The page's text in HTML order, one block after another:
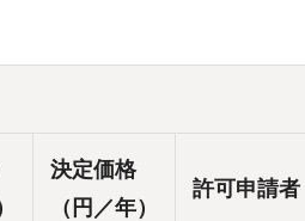
決定価格
（円／年）
許可申請者